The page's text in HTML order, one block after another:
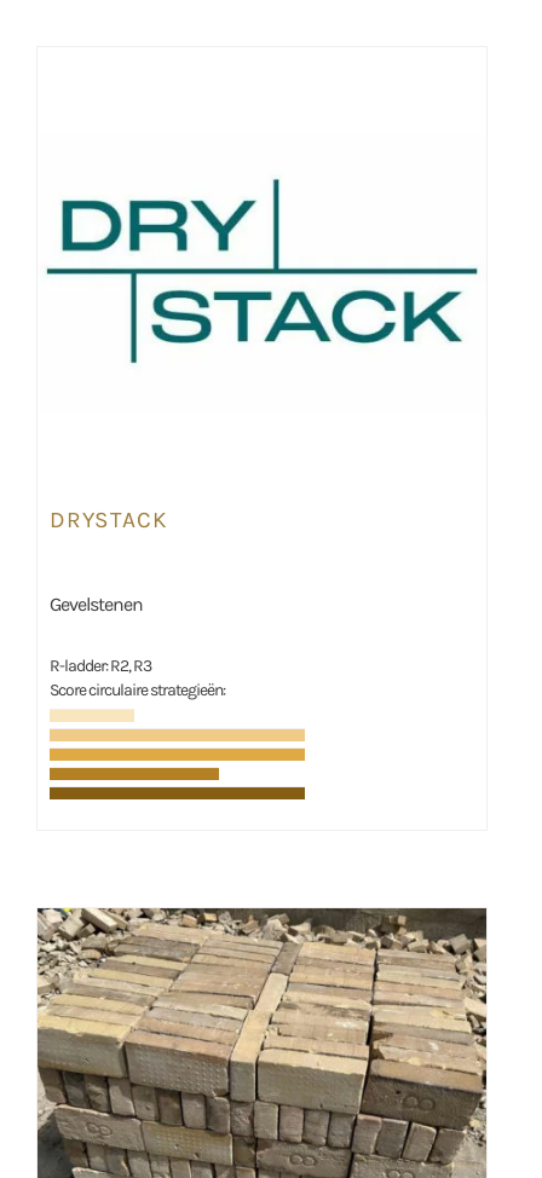
DRYSTACK
Gevelstenen
R-ladder: R2, R3
Score circulaire strategieën: